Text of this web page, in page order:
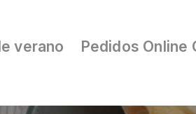
verano
Pedidos Online